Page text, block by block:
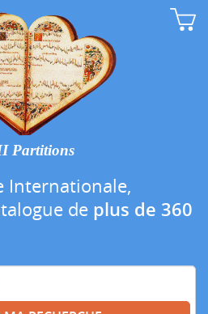
Partitions
Internationale,
de plus de 360